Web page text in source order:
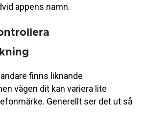
appens namn.
finns liknande
vägen dit kan variera lite
Generellt ser det ut så